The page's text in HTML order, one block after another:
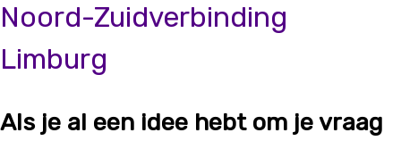
Noord-Zuidverbinding
Limburg
Als je al een idee hebt om je vraag